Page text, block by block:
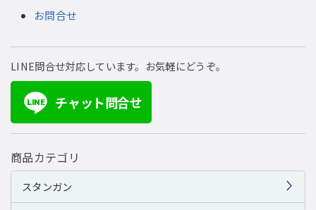
お問合せ
LINE問合せ対応しています。お気軽にどうぞ。
LINE チャット問合せ
商品カテゴリ
スタンガン